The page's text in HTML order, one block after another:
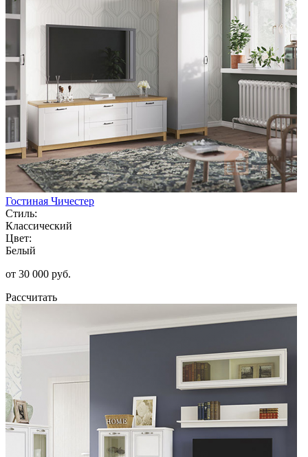
Гостиная Чичестер
Стиль:
Классический
Цвет:
Белый
от 30 000 руб.
Рассчитать